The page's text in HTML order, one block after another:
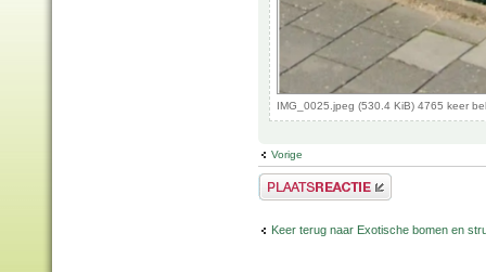
IMG_0025.jpeg (530.4 KiB) 4765 keer
Vorige
Plaats een reactie
Keer terug naar Exotische bomen en